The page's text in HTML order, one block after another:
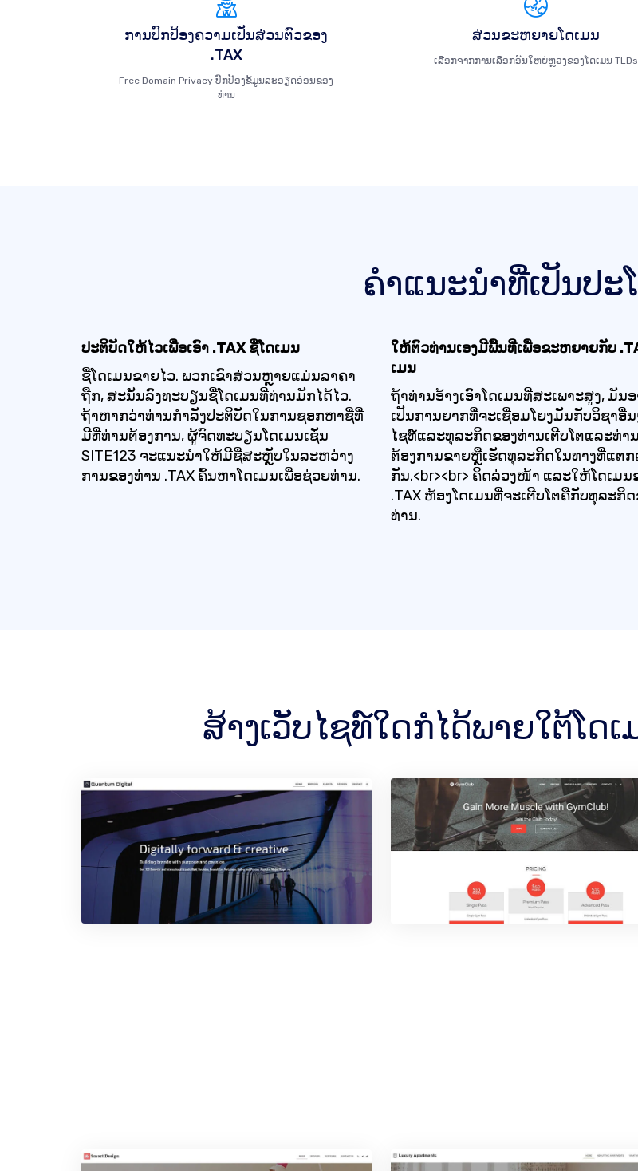
ການປົກປ້ອງຄວາມເປັນສ່ວນຕົວຂອງ
.TAX
Free Domain Privacy ປົກປ້ອງຂໍ້ມູນລະອຽດອ່ອນຂອງ
ທ່ານ
ສ່ວນຂະຫຍາຍໂດເມນ
ເລືອກຈາກການເລືອກອັນໃຫຍ່ຫຼວງຂອງໂດເມນ TLDs
ຄໍາແນະນໍາທີ່ເປັນປະ
ປະຕິບັດໃຫ້ໄວເພື່ອເອົາ .TAX ຊື່ໂດເມນ
ຊື່ໂດເມນຂາຍໄວ. ພວກເຂົາສ່ວນຫຼາຍແມ່ນລາຄາ
ຖືກ, ສະນັ້ນລົງທະບຽນຊື່ໂດເມນທີ່ທ່ານມັກໄດ້ໄວ.
ຖ້າ​ຫາກ​ວ່າ​ທ່ານ​ກໍາ​ລັງ​ປະ​ຕິ​ບັດ​ໃນ​ການ​ຊອກ​ຫາ​ຊື່​ທີ່​
ມີ​ທີ່​ທ່ານ​ຕ້ອງ​ການ​, ຜູ້​ຈົດ​ທະ​ບຽນ​ໂດ​ເມນ​ເຊັ່ນ
SITE123 ຈະ​ແນະ​ນໍາ​ໃຫ້​ມີ​ຊື່​ສະ​ຫຼັບ​ໃນ​ລະ​ຫວ່າງ​
ການ​ຂອງ​ທ່ານ .TAX ຄົ້ນຫາໂດເມນເພື່ອຊ່ວຍທ່ານ.
ໃຫ້ຕົວທ່ານເອງມີພື້ນທີ່ເພື່ອຂະຫຍາຍກັບ
ເມນ
ຖ້າທ່ານອ້າງເອົາໂດເມນທີ່ສະເພາະສູງ, ມັນ
ເປັນການຍາກທີ່ຈະເຊື່ອມໂຍງມັນກັບວິຊາອື່
ໄຊທ໌ແລະທຸລະກິດຂອງທ່ານເຕີບໂຕແລະທ່ານ
ຕ້ອງການຂາຍຫຼືເຮັດທຸລະກິດໃນທາງທີ່ແຕກ
ກັນ.<br><br> ຄິດລ່ວງໜ້າ ແລະໃຫ້ໂດເມນ
.TAX ຫ້ອງໂດເມນທີ່ຈະເຕີບໂຕຄືກັບທຸລະກິ
ທ່ານ.
ສ້າງເວັບໄຊທ໌ໃດກໍໄດ້ພາຍໃຕ້ໂດເ